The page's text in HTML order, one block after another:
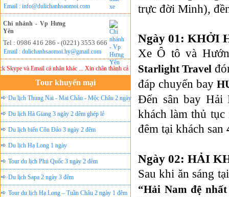
Email : info@dulichanhsaomoi.com
Chi nhánh - Vp Hưng
Yên
Tel : 0986 416 286 - (0221) 3553 666
Email : dulichanhsaomoi.hy@gmail.com
Lưu ý:DU LỊCH ÁNH SAO MỚI
và Email cá nhân khác ... Xin chân thành cảm ơn!
Tour khuyến mại
Du lịch Thung Nai - Mai Châu - Mộc Châu 2 ngày
ghép lẻ
Du lịch Hà Giang 3 ngày 2 đêm ghép lẻ
Du lịch biển Côn Đảo 3 ngày 2 đêm
Du lịch Hạ Long 1 ngày
Tour du lịch Phú Quốc 3 ngày 2 đêm
Du lịch Sapa 2 ngày 3 đêm
Tour du lịch Hạ Long – Tuần Châu 2 ngày 1 đêm
trực đời Minh),
Ngày 01: KHỞI
Xe Ô tô và
Starlight Travel
đáp chuyến bay
Đến sân bay Hải
khách làm thủ
đêm tại khách san
Ngày 02: HẢI
Sau khi ăn sáng
“Hải Nam đệ